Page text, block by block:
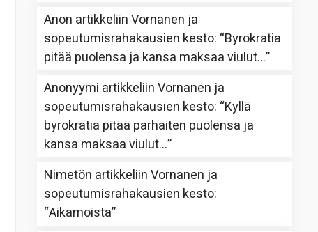
Anon artikkeliinVornanen ja
sopeutumisrahakausien kesto: “Byrokratia
pitää puolensa ja kansa maksaa viulut…”
Anonyymi artikkeliinVornanen ja
sopeutumisrahakausien kesto: “Kyllä
byrokratia pitää parhaiten puolensa ja
kansa maksaa viulut…”
Nimetön artikkeliinVornanen ja
sopeutumisrahakausien kesto:
“Aikamoista”